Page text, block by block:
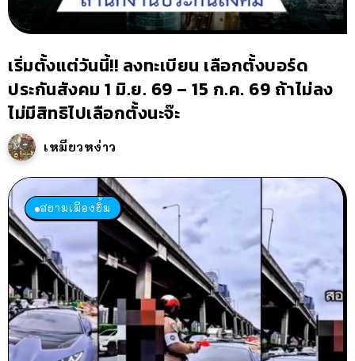
เริ่มตั้งแต่วันนี้!! ลงทะเบียน เลือกตั้งบอร์ด
ประกันสังคม 1 มิ.ย. 69 – 15 ก.ค. 69 ถ้าไม่ลง
ไม่มีสิทธิไปเลือกตั้งนะจ๊ะ
เหมียวหง่าว
สยามเมืองยิ้ม